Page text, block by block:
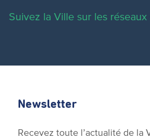
Suivez la Ville sur les réseaux
Newsletter
Recevez toute l’actualité de la